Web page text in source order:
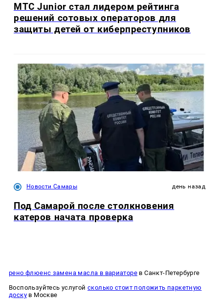
МТС Junior стал лидером рейтинга
решений сотовых операторов для
защиты детей от киберпреступников
Новости Самары день назад
Под Самарой после столкновения
катеров начата проверка
рено флюенс замена масла в вариаторе в Санкт-Петербурге
Воспользуйтесь услугой сколько стоит положить паркетную
доскув Москве